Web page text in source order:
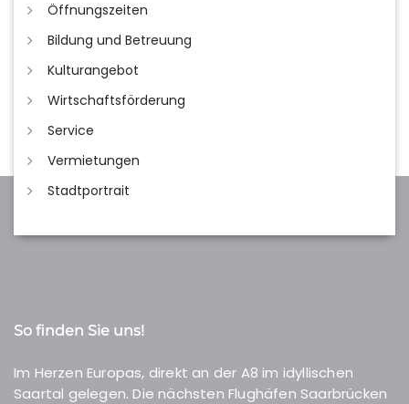
Öffnungszeiten
Bildung und Betreuung
Kulturangebot
Wirtschaftsförderung
Service
Vermietungen
Stadtportrait
So finden Sie uns!
Im Herzen Europas, direkt an der A8 im idyllischen
Saartal gelegen. Die nächsten Flughäfen Saarbrücken